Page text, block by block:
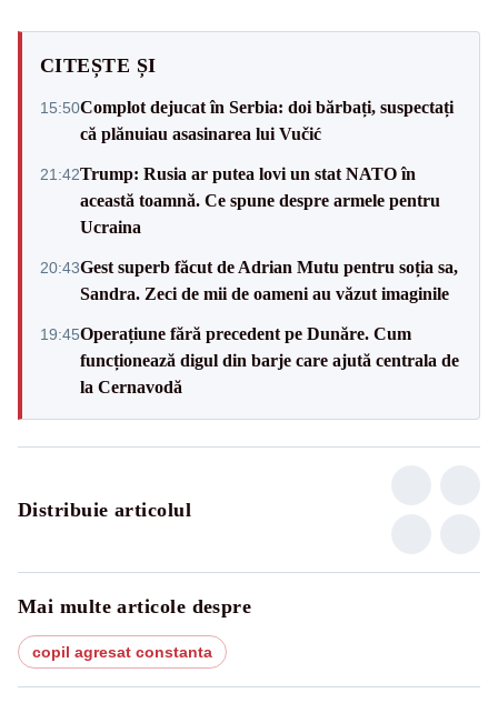
CITEȘTE ȘI
15:50Complot dejucat în Serbia: doi bărbați, suspectați
că plănuiau asasinarea lui Vučić
21:42Trump: Rusia ar putea lovi un stat NATO în
această toamnă. Ce spune despre armele pentru
Ucraina
20:43Gest superb făcut de Adrian Mutu pentru soția sa,
Sandra. Zeci de mii de oameni au văzut imaginile
19:45Operațiune fără precedent pe Dunăre. Cum
funcționează digul din barje care ajută centrala de
la Cernavodă
Distribuie articolul
Mai multe articole despre
copil agresat constanta